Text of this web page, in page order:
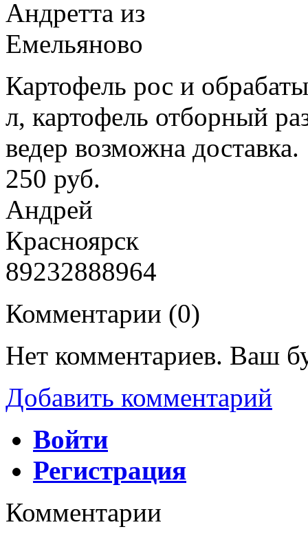
Картофель рос и
л, картофель отборный
ведер возможна доставка.
250 руб.
Андрей
Красноярск
89232888964
Комментарии (0)
Нет комментариев. Ваш
Добавить комментарий
Войти
Регистрация
Комментарии